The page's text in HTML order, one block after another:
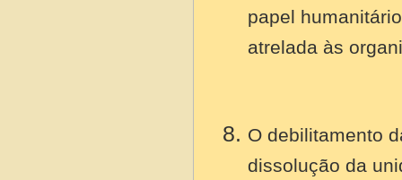
papel
atrelada às
O debilitamento
dissolução da